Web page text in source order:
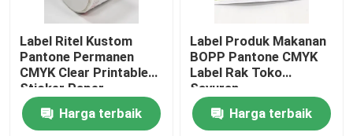
Stiker label perekat
Stiker label kemasan
Label Ritel Kustom
Pantone Permanen
CMYK Clear Printable
Sticker Paper
Harga terbaik
Label Produk Makanan
BOPP Pantone CMYK
Label Rak Toko
Sayuran
Harga terbaik